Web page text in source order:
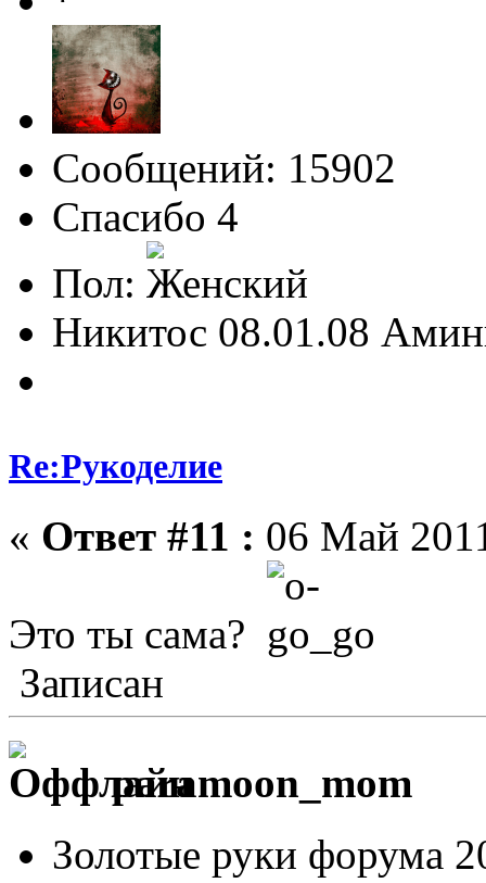
Сообщений: 15902
Спасибо 4
Пол:
Никитос 08.01.08
Re:Рукоделие
« Ответ #11 : 06 Май
Это ты сама?
Записан
paramoon_mom
Золотые руки форума